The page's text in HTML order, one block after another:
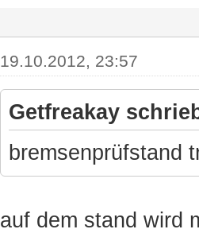
19.10.2012, 23:57
Getfreakay
bremsenprüfstand
auf dem stand wird